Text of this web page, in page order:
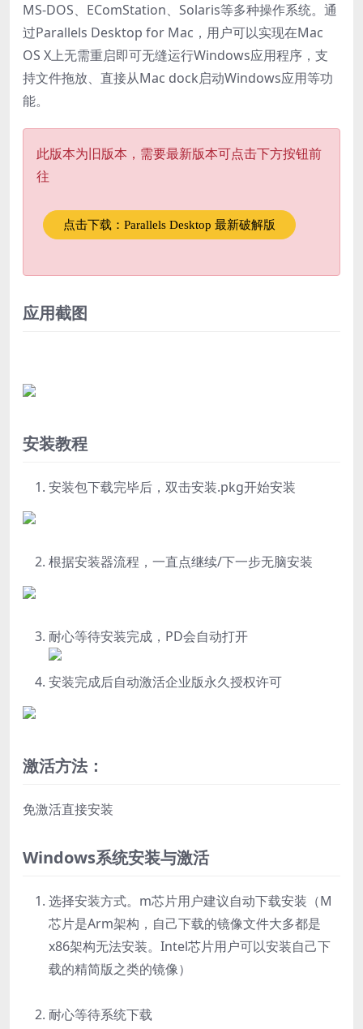
MS-DOS、EComStation、Solaris等多种操作系统。通
过Parallels Desktop for Mac，用户可以实现在Mac
OS X上无需重启即可无缝运行Windows应用程序，支
持文件拖放、直接从Mac dock启动Windows应用等功
能。
此版本为旧版本，需要最新版本可点击下方按钮前
往
点击下载：Parallels Desktop 最新破解版
应用截图
安装教程
安装包下载完毕后，双击安装.pkg开始安装
根据安装器流程，一直点继续/下一步无脑安装
耐心等待安装完成，PD会自动打开
安装完成后自动激活企业版永久授权许可
激活方法：
免激活直接安装
Windows系统安装与激活
选择安装方式。m芯片用户建议自动下载安装（M
芯片是Arm架构，自己下载的镜像文件大多都是
x86架构无法安装。Intel芯片用户可以安装自己下
载的精简版之类的镜像）
耐心等待系统下载